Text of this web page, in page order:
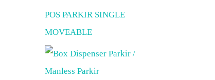
POS PARKIR SINGLE
MOVEABLE